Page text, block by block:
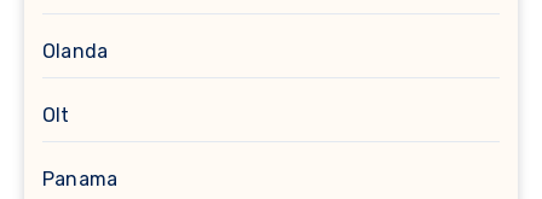
Olanda
Olt
Panama